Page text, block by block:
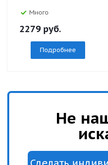
Много
2279 руб.
Подробнее
Не